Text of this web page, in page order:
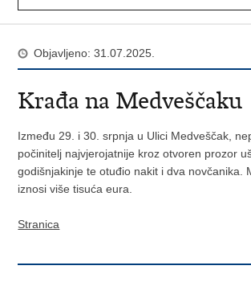
Objavljeno: 31.07.2025.
Krađa na Medveščaku
Između 29. i 30. srpnja u Ulici Medveščak,
počinitelj najvjerojatnije kroz otvoren prozor
godišnjakinje te otuđio nakit i dva novčanika.
iznosi više tisuća eura.
Stranica